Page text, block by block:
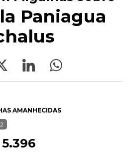
Paniagua
AMANHECIDAS
5.396